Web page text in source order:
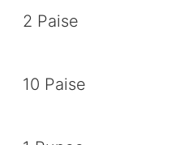
2 Paise
10 Paise